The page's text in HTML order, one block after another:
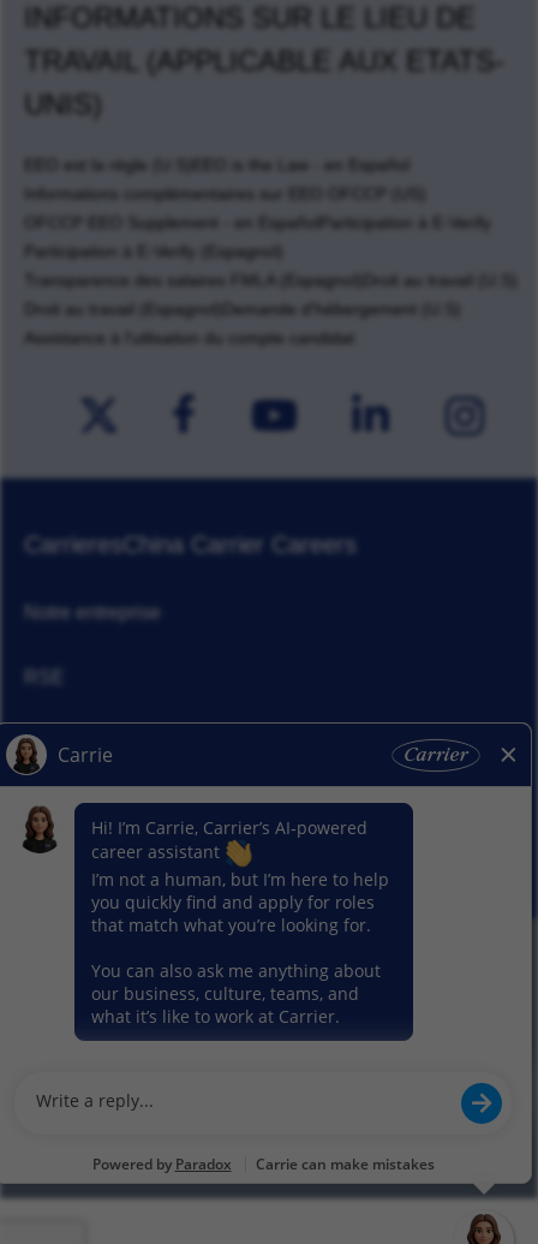
INFORMATIONS SUR LE LIEU DE
TRAVAIL (APPLICABLE AUX ETATS-
UNIS)
EEO est la règle (U.S)
EEO is the Law - en Español
Informations complémentaires sur EEO OFCCP (US)
OFCCP EEO Supplement - en Español
Participation à E-Verify
Participation à E-Verify (Espagnol)
Transparence des salaires FMLA (Espagnol)
Droit au travail (U.S)
Droit au travail (Espagnol)
Demande d'hébergement (U.S)
Assistance à l'utlisation du compte candidat
CarrieresChina Carrier Careers
Notre entreprise
Actualités
Nos activitiés
© 2026 Carrier. Tous droits réservés
Notice sur la protection des données
Conditions d'utilisation